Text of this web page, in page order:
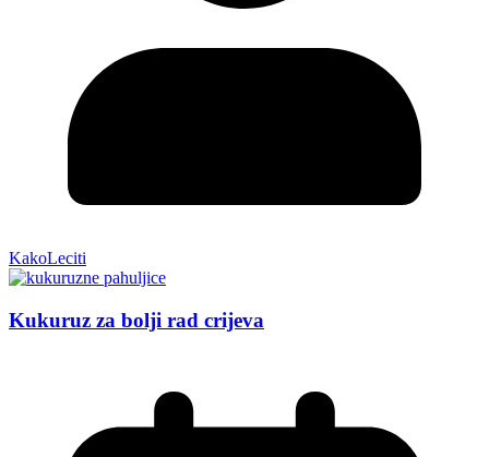
KakoLeciti
Kukuruz za bolji rad crijeva